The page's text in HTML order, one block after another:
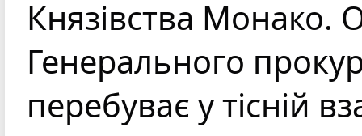
Князівства Монако.
Генерального
перебуває у тісній